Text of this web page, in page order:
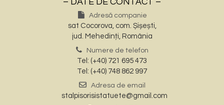
Adresă companie
sat Cocorova, com. Șișești,
jud. Mehedinți, România
Numere de telefon
Tel: (+40) 721 695 473
Tel: (+40) 748 862 997
Adresa de email
stalpisorisistatuete@gmail.com